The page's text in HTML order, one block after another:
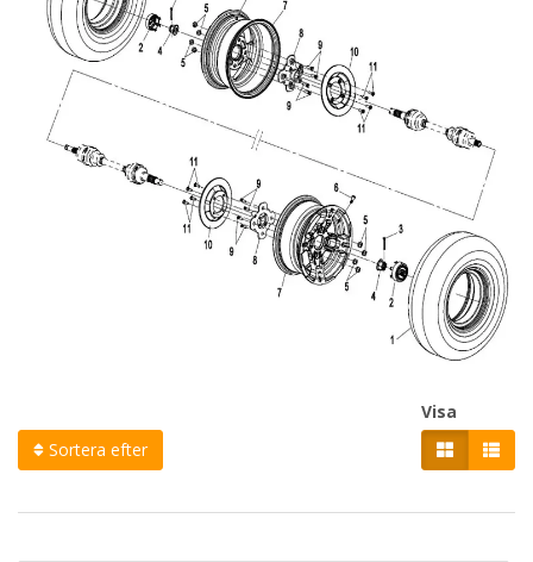
Sortera efter
Visa